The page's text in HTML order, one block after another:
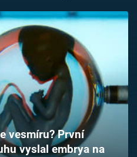
vesmíru? První
vyslal embrya na